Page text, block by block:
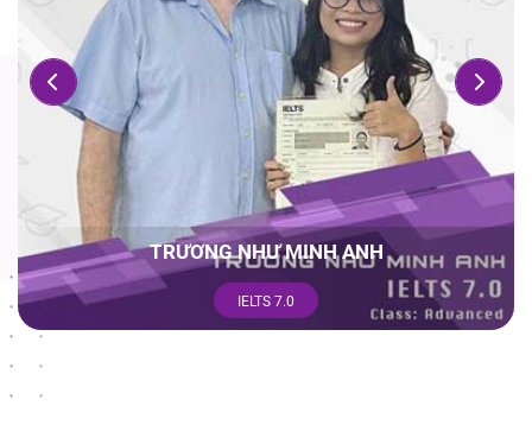
TRƯƠNG NHƯ MINH ANH
IELTS 7.0